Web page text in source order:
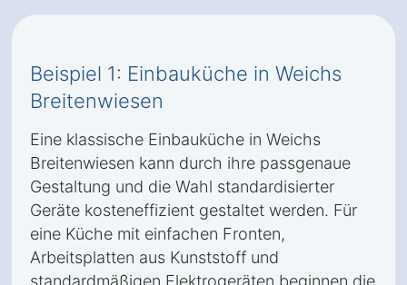
Beispiel 1: Einbauküche in Weichs
Breitenwiesen
Eine klassische Einbauküche in Weichs
Breitenwiesen kann durch ihre passgenaue
Gestaltung und die Wahl standardisierter
Geräte kosteneffizient gestaltet werden. Für
eine Küche mit einfachen Fronten,
Arbeitsplatten aus Kunststoff und
standardmäßigen Elektrogeräten beginnen die